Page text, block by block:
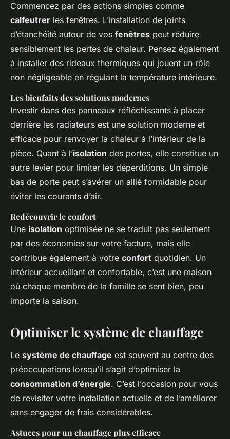
Commencez par des actions simples comme
calfeutrer les fenêtres. L’installation de joints
d’étanchéité autour de vos fenêtres peut réduire
sensiblement les pertes de chaleur. Pensez également
à installer des rideaux thermiques qui jouent un rôle
non négligeable en régulant la température intérieure.
Les bienfaits des solutions modernes
Investir dans des panneaux réfléchissants à placer
derrière les radiateurs est une solution moderne et
efficace pour renvoyer la chaleur à l’intérieur de la
pièce. Quant à l’isolation des portes, elle constitue un
autre levier pour limiter les déperditions. Un simple
bas de porte peut s’avérer un allié formidable pour
éviter les courants d’air.
Redécouvrir le confort
Une isolation optimisée ne se traduit pas seulement
par des économies sur votre facture, mais elle
contribue également à votre confort quotidien. Un
intérieur accueillant et confortable, c’est une maison
où chaque membre de la famille se sent bien, peu
importe la saison.
Optimiser le système de chauffage
Le système de chauffage est souvent au centre des
préoccupations lorsqu’il s’agit d’optimiser la
consommation d’énergie. C’est l’occasion pour vous
de revisiter votre installation actuelle et de l’améliorer
sans engager de frais considérables.
Astuces pour un chauffage plus efficace